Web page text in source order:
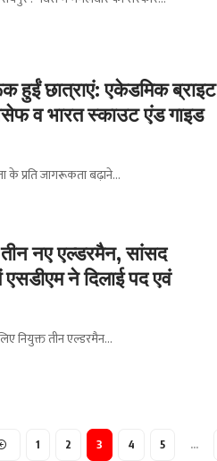
हुईं छात्राएं: एकेडमिक ब्राइट
व भारत स्काउट एंड गाइड
के प्रति जागरूकता बढ़ाने…
नए एल्डरमैन, सांसद
एसडीएम ने दिलाई पद एवं
नियुक्त तीन एल्डरमैन…
1 2 3 4 5 …